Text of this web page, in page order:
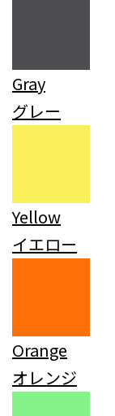
Gray
グレー
Yellow
イエロー
Orange
オレンジ